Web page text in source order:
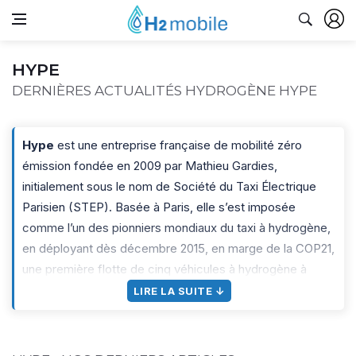
HYPE
DERNIÈRES ACTUALITÉS HYDROGÈNE HYPE
Hype est une entreprise française de mobilité zéro
émission fondée en 2009 par Mathieu Gardies,
initialement sous le nom de Société du Taxi Électrique
Parisien (STEP). Basée à Paris, elle s’est imposée
comme l’un des pionniers mondiaux du taxi à hydrogène,
en déployant dès décembre 2015, en marge de la COP21,
une première flotte de cinq véhicules à hydrogène à
Paris, accompagnée d’une station d’avitaillement place
LIRE LA SUITE ↓